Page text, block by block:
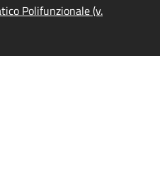
Polifunzionale (v.